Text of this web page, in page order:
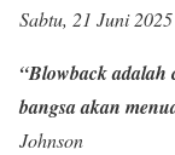
Sabtu, 21 Juni 2025
“Blowback adalah
bangsa akan
Johnson